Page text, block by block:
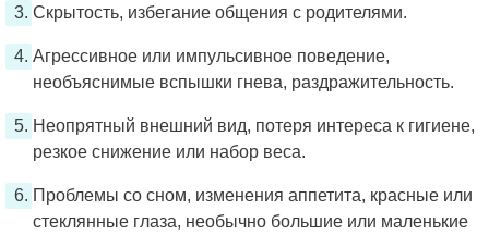
Скрытость, избегание общения с родителями.
Агрессивное или импульсивное поведение,
необъяснимые вспышки гнева, раздражительность.
Неопрятный внешний вид, потеря интереса к гигиене,
резкое снижение или набор веса.
Проблемы со сном, изменения аппетита, красные или
стеклянные глаза, необычно большие или маленькие